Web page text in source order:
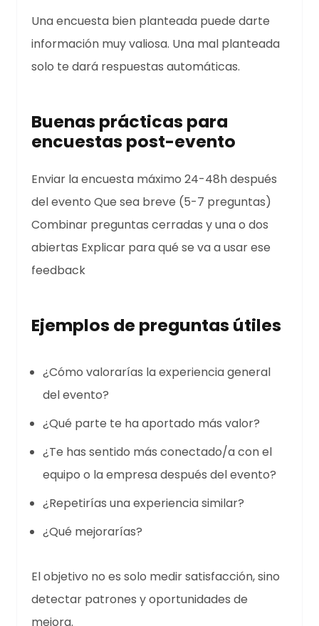
Una encuesta bien planteada puede darte
información muy valiosa. Una mal planteada
solo te dará respuestas automáticas.
Buenas prácticas para
encuestas post-evento
Enviar la encuesta máximo 24-48h después
del evento Que sea breve (5-7 preguntas)
Combinar preguntas cerradas y una o dos
abiertas Explicar para qué se va a usar ese
feedback
Ejemplos de preguntas útiles
¿Cómo valorarías la experiencia general
del evento?
¿Qué parte te ha aportado más valor?
¿Te has sentido más conectado/a con el
equipo o la empresa después del evento?
¿Repetirías una experiencia similar?
¿Qué mejorarías?
El objetivo no es solo medir satisfacción, sino
detectar patrones y oportunidades de
mejora.